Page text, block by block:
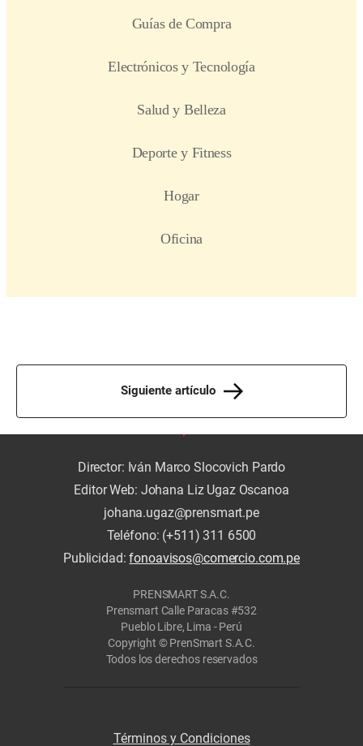
Siguiente artículo
Director: Iván Marco Slocovich Pardo
Editor Web: Johana Liz Ugaz Oscanoa
johana.ugaz@prensmart.pe
Teléfono: (+511) 311 6500
Publicidad:fonoavisos@comercio.com.pe
PRENSMART S.A.C.
Prensmart Calle Paracas #532
Pueblo Libre, Lima - Perú
Copyright © PrenSmart S.A.C.
Todos los derechos reservados
Términos y Condiciones